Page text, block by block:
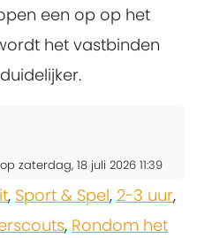
een op op het
het vastbinden
zaterdag, 18 juli 2026 11:39
, Sport & Spel, 2-3 uur,
, Rondom het